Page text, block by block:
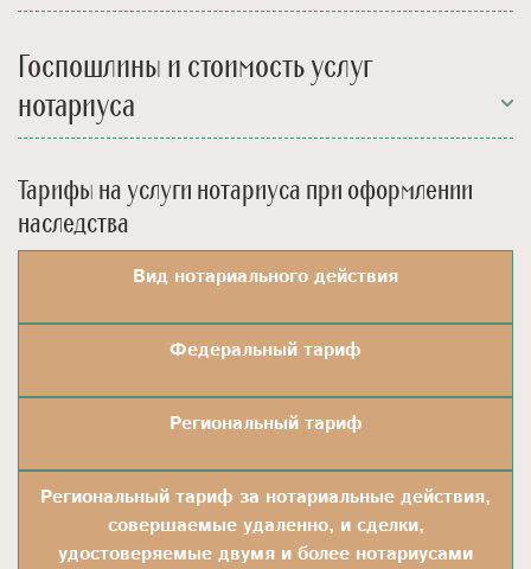
Госпошлины и стоимость услуг
нотариуса
Тарифы на услуги нотариуса при оформлении
наследства
Вид нотариального действия
Федеральный тариф
Региональный тариф
Региональный тариф за нотариальные действия,
совершаемые удаленно, и сделки,
удостоверяемые двумя и более нотариусами